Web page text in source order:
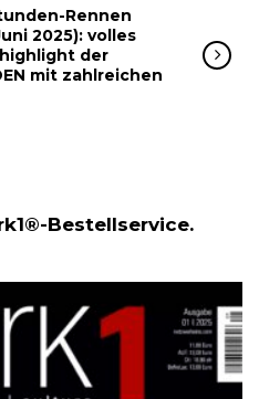
Rennen
2025): volles
der
mit zahlreichen
Bestellservice.